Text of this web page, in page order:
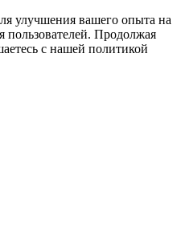
улучшения вашего опыта на
пользователей. Продолжая
с нашей политикой